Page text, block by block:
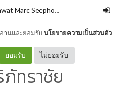
อ่านและยอมรับนโยบายความเป็นส่วนตัว
ยอมรับ ไม่ยอมรับ
Marc Seephongsai
กใหม่) By ธน
ทราชัย